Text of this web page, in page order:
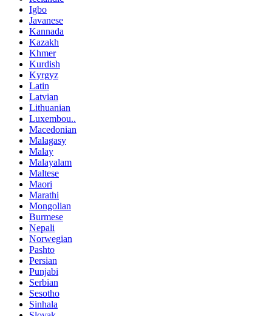
Igbo
Javanese
Kannada
Kazakh
Khmer
Kurdish
Kyrgyz
Latin
Latvian
Lithuanian
Luxembou..
Macedonian
Malagasy
Malay
Malayalam
Maltese
Maori
Marathi
Mongolian
Burmese
Nepali
Norwegian
Pashto
Persian
Punjabi
Serbian
Sesotho
Sinhala